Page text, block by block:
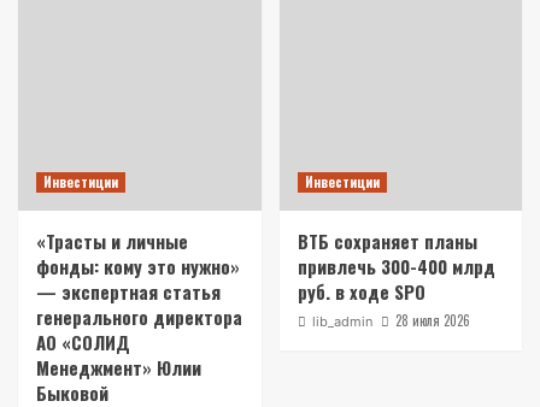
Инвестиции
«Трасты и личные
фонды: кому это нужно»
— экспертная статья
генерального директора
АО «СОЛИД
Менеджмент» Юлии
Быковой
Инвестиции
ВТБ сохраняет планы
привлечь 300-400 млрд
руб. в ходе SPO
lib_admin 28 июля 2026